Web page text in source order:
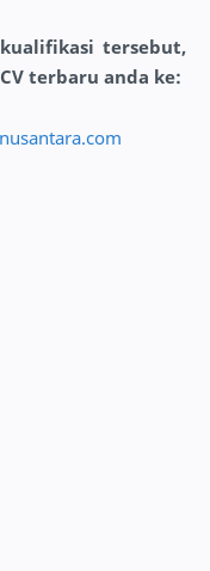
tersebut,
terbaru anda ke: